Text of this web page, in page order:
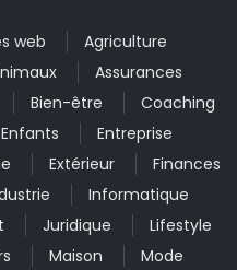
web
Agriculture
Assurances
Bien-être
Coaching
Enfants
Entreprise
Extérieur
Finances
Informatique
Juridique
Lifestyle
Maison Mode